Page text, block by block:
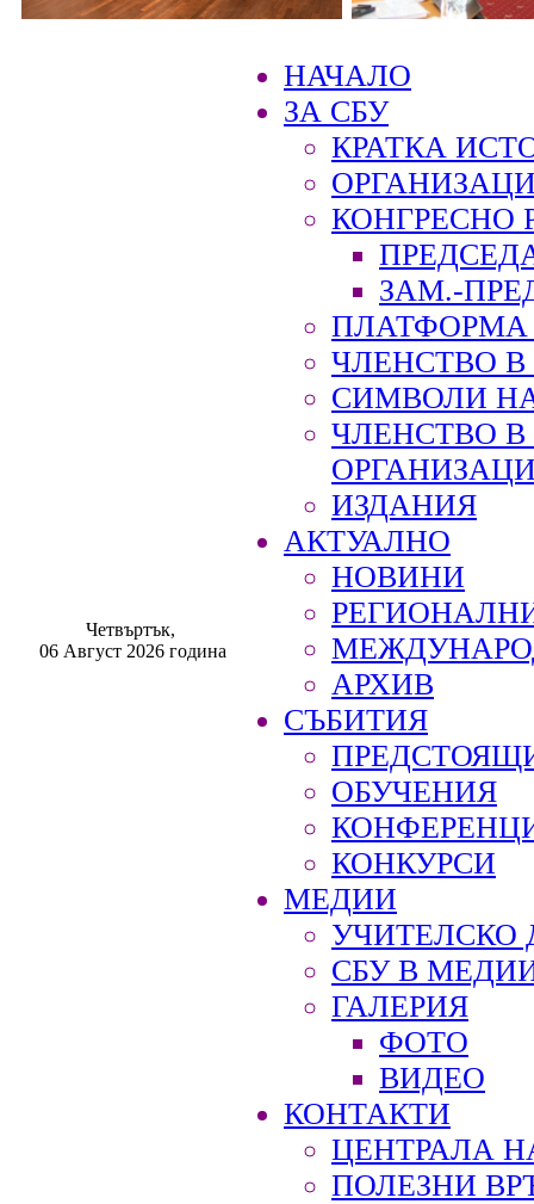
Четвъртък,
06 Август 2026 година
НАЧАЛО
ЗА СБУ
КРАТКА
КОНГРЕСНО
ЗАМ.-
ПЛАТФОРМА
ЧЛЕНСТВО В
СИМВОЛИ
ЧЛЕНСТВО
ИЗДАНИЯ
АКТУАЛНО
НОВИНИ
АРХИВ
СЪБИТИЯ
ОБУЧЕНИЯ
КОНКУРСИ
МЕДИИ
УЧИТЕЛСКО
СБУ В
ГАЛЕРИЯ
ФОТО
ВИДЕО
КОНТАКТИ
ЦЕНТРАЛА
ПОЛЕЗНИ